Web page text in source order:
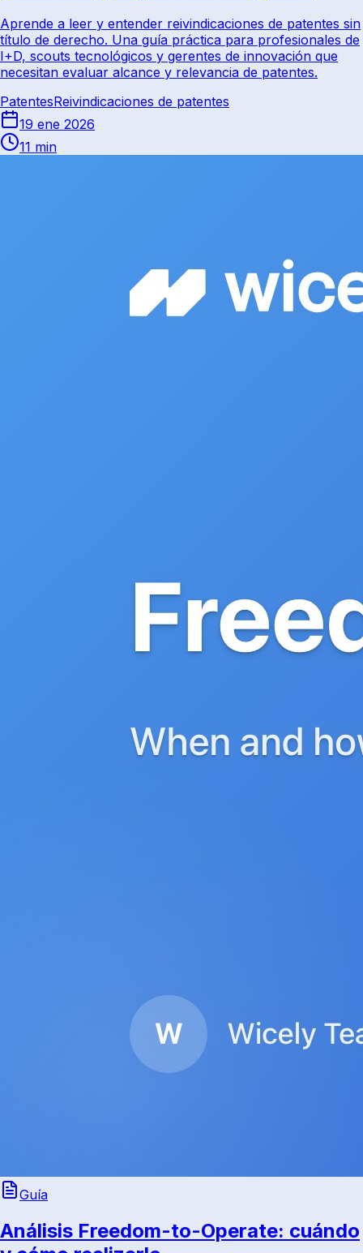
Aprende a leer y entender reivindicaciones de patentes sin
título de derecho. Una guía práctica para profesionales de
I+D, scouts tecnológicos y gerentes de innovación que
necesitan evaluar alcance y relevancia de patentes.
PatentesReivindicaciones de patentes
19 ene 2026
11 min
Guía
Análisis Freedom-to-Operate: cuándo